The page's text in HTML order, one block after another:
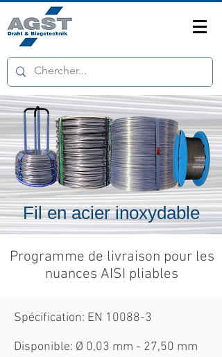
Fil en acier inoxydable
Programme de livraison pour les
nuances AISI pliables
Spécification: EN 10088-3
Disponible: Ø 0,03 mm - 27,50 mm